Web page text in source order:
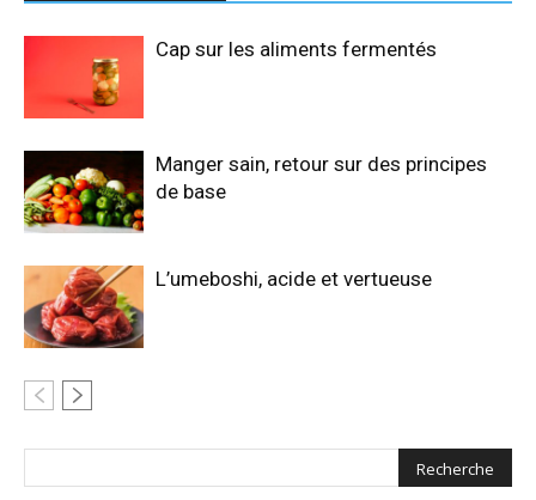
Cap sur les aliments fermentés
Manger sain, retour sur des principes
de base
L’umeboshi, acide et vertueuse